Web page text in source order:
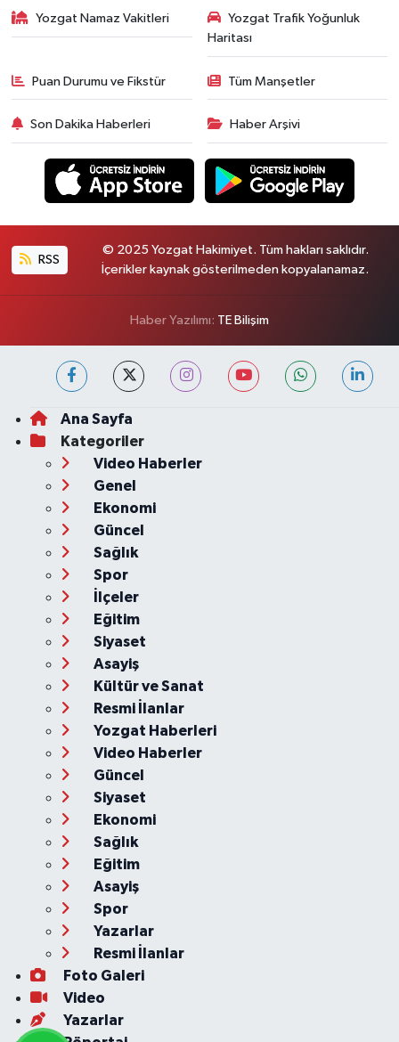
Yozgat Namaz Vakitleri
Yozgat Trafik Yoğunluk
Haritası
Puan Durumu ve Fikstür Tüm Manşetler
Son Dakika Haberleri Haber Arşivi
RSS
© 2025 Yozgat Hakimiyet. Tüm hakları saklıdır.
İçerikler kaynak gösterilmeden kopyalanamaz.
Haber Yazılımı: TE Bilişim
Ana Sayfa
Kategoriler
Video Haberler
Genel
Ekonomi
Güncel
Sağlık
Spor
İlçeler
Eğitim
Siyaset
Asayiş
Kültür ve Sanat
Resmi İlanlar
Yozgat Haberleri
Video Haberler
Güncel
Siyaset
Ekonomi
Sağlık
Eğitim
Asayiş
Spor
Yazarlar
Resmi İlanlar
Foto Galeri
Video
Yazarlar